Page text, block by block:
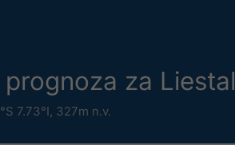
za Liestal
7.73°I, 327m n.v.